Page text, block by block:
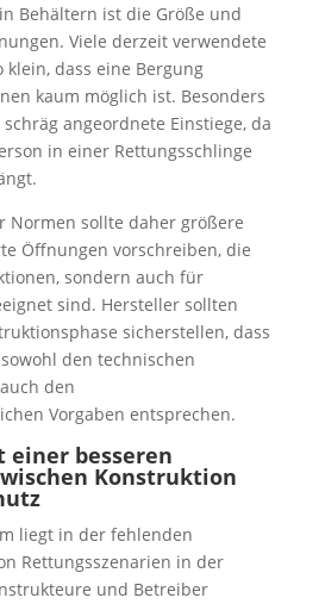
Behältern ist die Größe und
Viele derzeit verwendete
dass eine Bergung
kaum möglich ist. Besonders
angeordnete Einstiege, da
in einer Rettungsschlinge
Normen sollte daher größere
Öffnungen vorschreiben, die
sondern auch für
sind. Hersteller sollten
sicherstellen, dass
den technischen
den
Vorgaben entsprechen.
besseren
Konstruktion
liegt in der fehlenden
Rettungsszenarien in der
und Betreiber